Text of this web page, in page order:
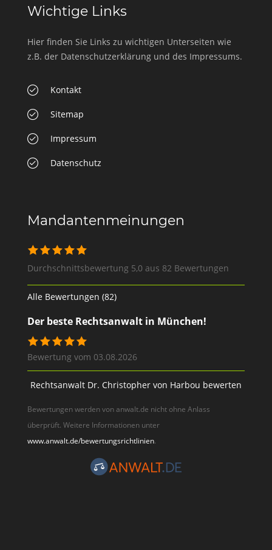
Wichtige Links
Hier finden Sie Links zu wichtigen Unterseiten wie
z.B. der Datenschutzerklärung und des Impressums.
Kontakt
Sitemap
Impressum
Datenschutz
Mandantenmeinungen
Durchschnittsbewertung 5,0 aus 82 Bewertungen
Alle Bewertungen (82)
Der beste Rechtsanwalt in München!
Bewertung vom 03.08.2026
Rechtsanwalt Dr. Christopher von Harbou bewerten
Bewertungen werden von anwalt.de nicht ohne Anlass
überprüft. Weitere Informationen unter
www.anwalt.de/bewertungsrichtlinien.